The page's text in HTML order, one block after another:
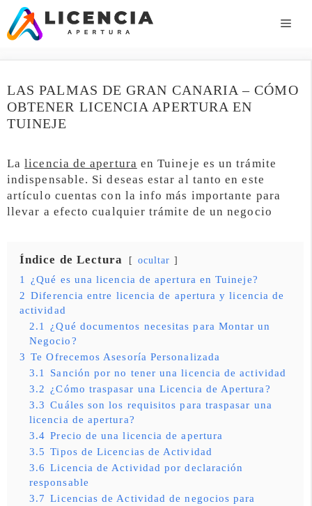
Saltar
contenido
LAS PALMAS DE GRAN CANARIA – CÓMO
OBTENER LICENCIA APERTURA EN
TUINEJE
Lalicencia de apertura en Tuineje es un trámite
indispensable. Si deseas estar al tanto en este
artículo cuentas con la info más importante para
llevar a efecto cualquier trámite de un negocio
Índice de Lectura ocultar
1
¿Qué es una licencia de apertura en Tuineje?
2 Diferencia entre licencia de apertura y licencia de
actividad
2.1
¿Qué documentos necesitas para Montar un
Negocio?
3 Te Ofrecemos Asesoría Personalizada
3.1
Sanción por no tener una licencia de actividad
3.2 ¿Cómo traspasar una Licencia de Apertura?
3.3 Cuáles son los requisitos para traspasar una
licencia de apertura?
3.4 Precio de una licencia de apertura
3.5 Tipos de Licencias de Actividad
3.6 Licencia de Actividad por declaración
responsable
3.7 Licencias de Actividad de negocios para